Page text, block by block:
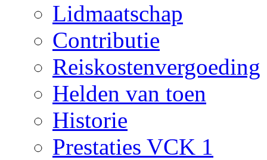
Lidmaatschap
Contributie
Reiskostenvergoeding
Helden van toen
Historie
Prestaties VCK 1